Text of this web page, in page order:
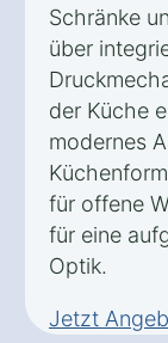
Schränke
über
der Küche
modernes
für offene
für eine
Optik.
Jetzt